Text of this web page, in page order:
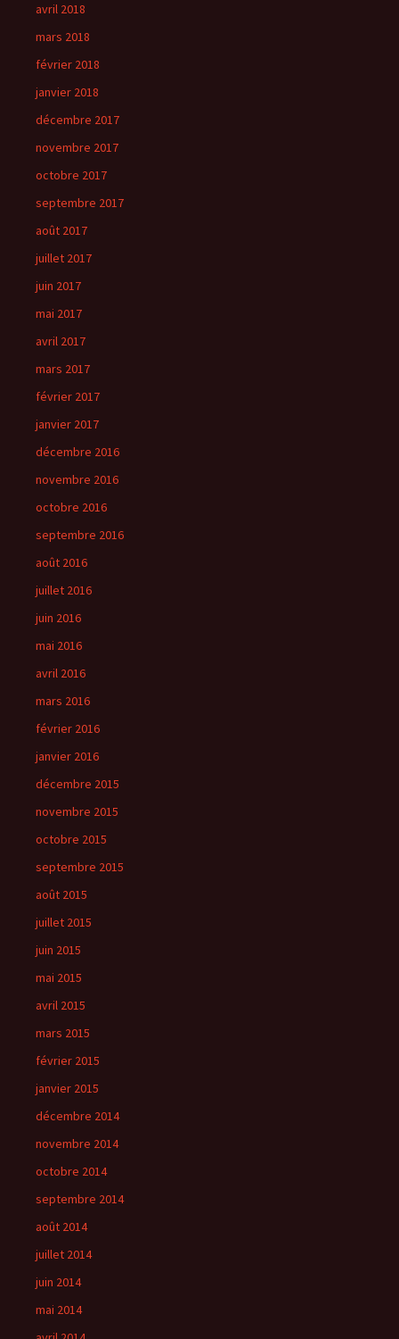
avril 2018
mars 2018
février 2018
janvier 2018
décembre 2017
novembre 2017
octobre 2017
septembre 2017
août 2017
juillet 2017
juin 2017
mai 2017
avril 2017
mars 2017
février 2017
janvier 2017
décembre 2016
novembre 2016
octobre 2016
septembre 2016
août 2016
juillet 2016
juin 2016
mai 2016
avril 2016
mars 2016
février 2016
janvier 2016
décembre 2015
novembre 2015
octobre 2015
septembre 2015
août 2015
juillet 2015
juin 2015
mai 2015
avril 2015
mars 2015
février 2015
janvier 2015
décembre 2014
novembre 2014
octobre 2014
septembre 2014
août 2014
juillet 2014
juin 2014
mai 2014